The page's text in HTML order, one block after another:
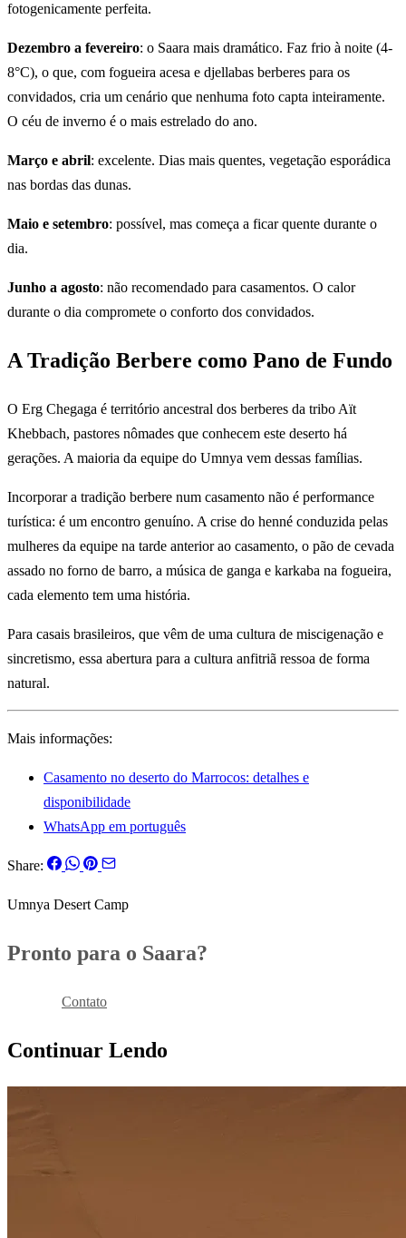
fotogenicamente perfeita.
Dezembro a fevereiro: o Saara mais dramático. Faz frio à noite (4-
8°C), o que, com fogueira acesa e djellabas berberes para os
convidados, cria um cenário que nenhuma foto capta inteiramente.
O céu de inverno é o mais estrelado do ano.
Março e abril: excelente. Dias mais quentes, vegetação esporádica
nas bordas das dunas.
Maio e setembro: possível, mas começa a ficar quente durante o
dia.
Junho a agosto: não recomendado para casamentos. O calor
durante o dia compromete o conforto dos convidados.
A Tradição Berbere como Pano de Fundo
O Erg Chegaga é território ancestral dos berberes da tribo Aït
Khebbach, pastores nômades que conhecem este deserto há
gerações. A maioria da equipe do Umnya vem dessas famílias.
Incorporar a tradição berbere num casamento não é performance
turística: é um encontro genuíno. A crise do henné conduzida pelas
mulheres da equipe na tarde anterior ao casamento, o pão de cevada
assado no forno de barro, a música de ganga e karkaba na fogueira,
cada elemento tem uma história.
Para casais brasileiros, que vêm de uma cultura de miscigenação e
sincretismo, essa abertura para a cultura anfitriã ressoa de forma
natural.
Mais informações:
Casamento no deserto do Marrocos: detalhes e
disponibilidade
WhatsApp em português
Share:
Umnya Desert Camp
Pronto para o Saara?
Contato
Continuar Lendo